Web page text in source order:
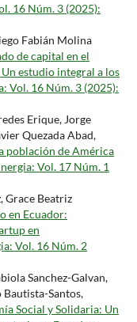
16 Núm. 3 (2025):
Fabián Molina
de capital en el
estudio integral a los
Vol. 16 Núm. 3 (2025):
Erique, Jorge
Quezada Abad,
población de América
Vol. 17 Núm. 1
Grace Beatriz
en Ecuador:
en
Vol. 16 Núm. 2
Sanchez-Galvan,
Santos,
Social y Solidaria: Un